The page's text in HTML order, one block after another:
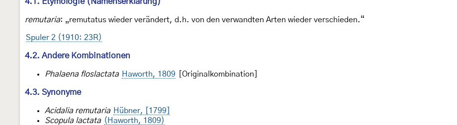
remutaria: „remutatus wieder verändert, d.h. von den verwandten Arten wieder verschieden.“
Spuler 2 (1910: 23R)
4.2. Andere Kombinationen
Phalaena floslactata Haworth, 1809 [Originalkombination]
4.3. Synonyme
Acidalia remutaria Hübner, [1799]
Scopula lactata (Haworth, 1809)